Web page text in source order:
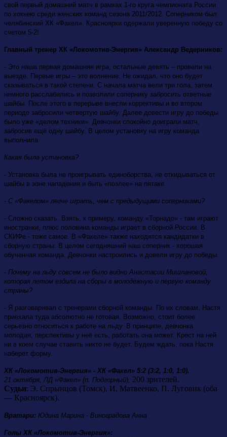
свой первый домашний матч в рамках 1-го круга чемпионата России
по хоккею среди женских команд сезона 2011/2012. Соперником был
челябинский ХК «Факел». Красноярки одержали уверенную победу со
счетом 5-2!
Главный тренер ХК «Локомотив-Энергия» Александр Ведерников:
- Это наша первая домашняя игра, остальные девять – провели на
выезде. Первые игры – это волнение. Не ожидал, что оно будет
сказываться в такой степени. С начала матча вели три гола, затем
немного расслабились и позволили сопернику забросить ответные
шайбы. После этого в перерыве внесли коррективы и во втором
периоде забросили четвертую шайбу. Далее довести игру до победы
было уже «делом техники». Девчонки спокойно доиграли матч,
забросив ещё одну шайбу. В целом установку на игру команда
выполнила.
Какая была установка?
- Установка была не проигрывать единоборства, не откидываться от
шайбы в зоне нападения и быть «позлее» на пятаке.
- С «Факелом» легче играть, чем с предыдущими соперниками?
- Сложно сказать. Взять, к примеру, команду «Торнадо» - там играют
иностранки, плюс половина команды играет в сборной России. В
СКИФе - тоже самое. В «Факеле» также находятся кандидатки в
сборную страны. В целом сегодняшний наш соперник - хорошая
обученная команда. Девчонки настроились и довели игру до победы.
- Почему на льду совсем не было видно Анастасии Мишлановой,
которая летом ездила на сборы в молодежную и первую команду
страны?
- Я разговаривал с тренерами сборной команды. По их словам, Настя
приехала туда абсолютно не готовая. Возможно, стоит более
серьезно относиться к работе на льду. В принципе, девчонка
молодая, перспективы у неё есть, работать она может. Крест на ней
ни в коем случае ставить никто не будет. Будем ждать, пока Настя
наберет форму.
ХК «Локомотив-Энергия» - ХК «Факел» 5:2 (3:2, 1:0, 1:0).
21 октября, ЛД «Факел» (п. Подгорный), 200 зрителей.
Судьи: Э. Спрынцов (Томск), И. Матвеенко, П. Луговик (оба
— Красноярск).
Вратари: Юдина Марина - Виноградова Анна
Голы ХК «Локомотив-Энергия»: